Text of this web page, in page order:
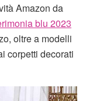
Amazon da
blu 2023
oltre a modelli
corpetti decorati